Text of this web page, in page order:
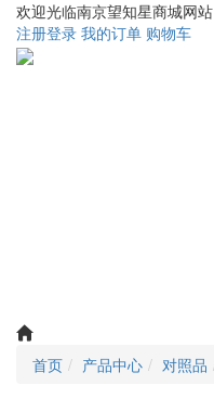
欢迎光临南京望知星商城网站
注册登录 我的订单 购物车
首页 产品中心 对照品